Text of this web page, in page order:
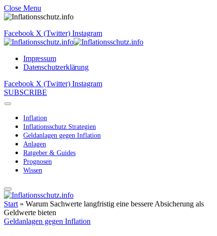
Close Menu
Facebook X (Twitter) Instagram
Impressum
Datenschutzerklärung
Facebook X (Twitter) Instagram
SUBSCRIBE
Inflation
Inflationsschutz Strategien
Geldanlagen gegen Inflation
Anlagen
Ratgeber & Guides
Prognosen
Wissen
Start » Warum Sachwerte langfristig eine bessere Absicherung als
Geldwerte bieten
Geldanlagen gegen Inflation